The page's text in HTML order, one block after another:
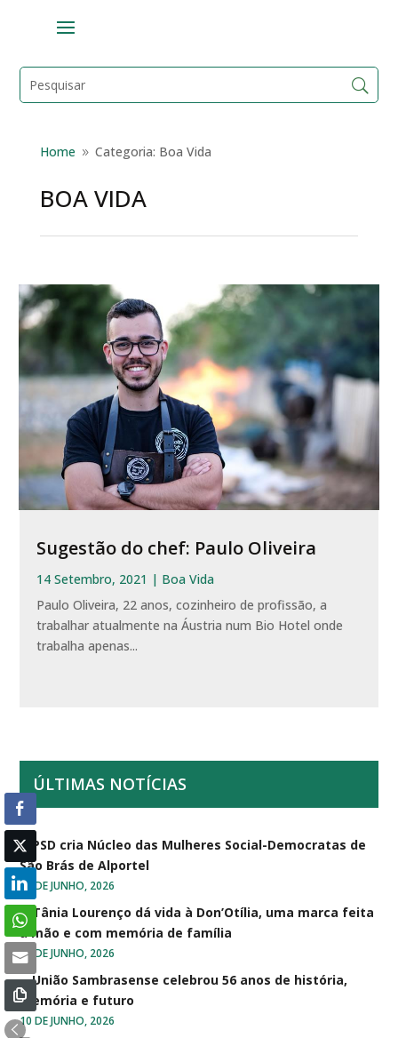
Home 9 Categoria: Boa Vida
BOA VIDA
Sugestão do chef: Paulo Oliveira
14 Setembro, 2021 | Boa Vida
Paulo Oliveira, 22 anos, cozinheiro de profissão, a
trabalhar atualmente na Áustria num Bio Hotel onde
trabalha apenas...
ÚLTIMAS NOTÍCIAS
PSD cria Núcleo das Mulheres Social-Democratas de
São Brás de Alportel
10 DE JUNHO, 2026
Tânia Lourenço dá vida à Don’Otília, uma marca feita
à mão e com memória de família
10 DE JUNHO, 2026
União Sambrasense celebrou 56 anos de história,
memória e futuro
10 DE JUNHO, 2026